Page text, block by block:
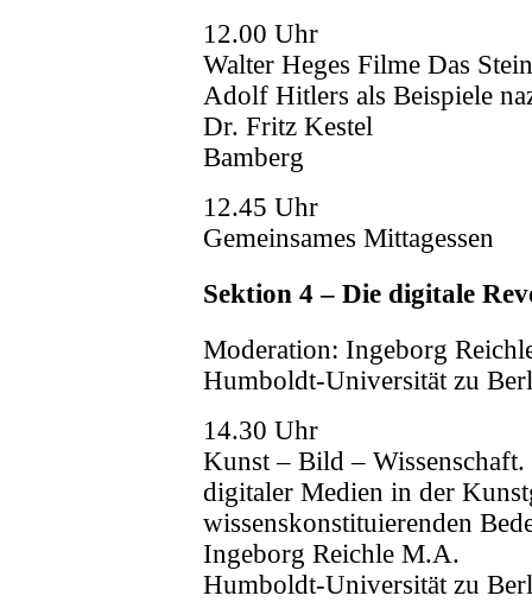
12.00 Uhr
Walter Heges Filme Das
Adolf Hitlers als Beispiele
Dr. Fritz Kestel
Bamberg
12.45 Uhr
Gemeinsames Mittagessen
Sektion 4 – Die digitale
Moderation: Ingeborg
Humboldt-Universität zu
14.30 Uhr
Kunst – Bild –
digitaler Medien in der
wissenskonstituierenden
Ingeborg Reichle M.A.
Humboldt-Universität zu